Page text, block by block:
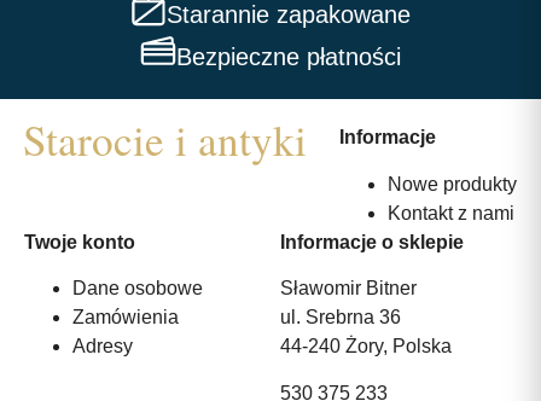
Starannie zapakowane
Bezpieczne płatności
Informacje
Nowe produkty
Kontakt z nami
Twoje konto
Dane osobowe
Zamówienia
Adresy
Informacje o sklepie
Sławomir Bitner
ul. Srebrna 36
44-240 Żory, Polska
530 375 233